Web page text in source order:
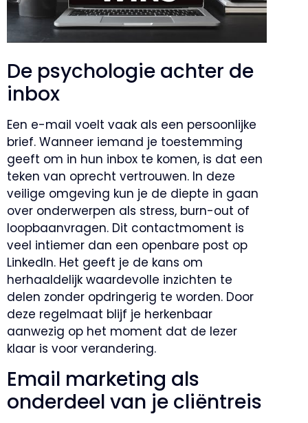
De psychologie achter de
inbox
Een e-mail voelt vaak als een persoonlijke
brief. Wanneer iemand je toestemming
geeft om in hun inbox te komen, is dat een
teken van oprecht vertrouwen. In deze
veilige omgeving kun je de diepte in gaan
over onderwerpen als stress, burn-out of
loopbaanvragen. Dit contactmoment is
veel intiemer dan een openbare post op
LinkedIn. Het geeft je de kans om
herhaaldelijk waardevolle inzichten te
delen zonder opdringerig te worden. Door
deze regelmaat blijf je herkenbaar
aanwezig op het moment dat de lezer
klaar is voor verandering.
Email marketing als
onderdeel van je cliëntreis